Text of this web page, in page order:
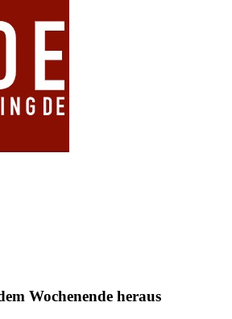
Wochenende heraus